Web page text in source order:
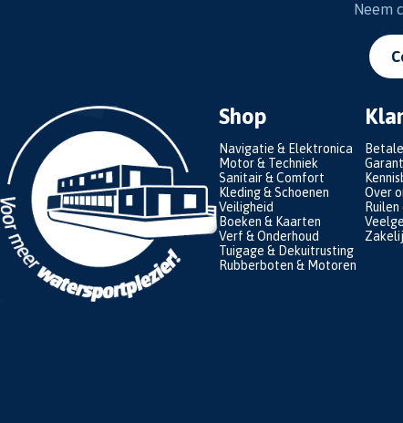
Neem
Shop
Navigatie & Elektronica
Motor & Techniek
Sanitair & Comfort
Kleding & Schoenen
Veiligheid
Boeken & Kaarten
Verf & Onderhoud
Tuigage & Dekuitrusting
Rubberboten & Motoren
Over